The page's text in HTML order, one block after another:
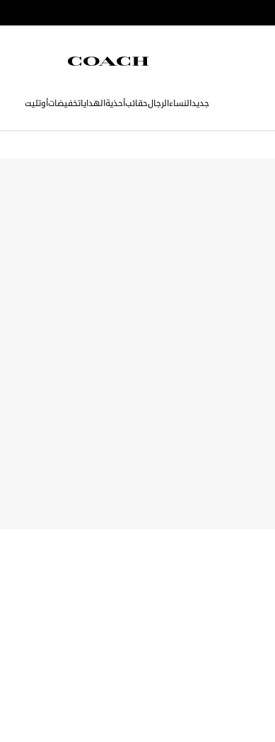
جديدالنساءالرجالحقائبأحذيةالهداياتخفيضاتأوتليت